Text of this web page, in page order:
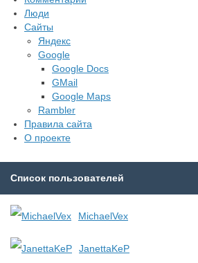
Люди
Сайты
Яндекс
Google
Google Docs
GMail
Google Maps
Rambler
Правила сайта
О проекте
Список пользователей
MichaelVex
JanettaKeP